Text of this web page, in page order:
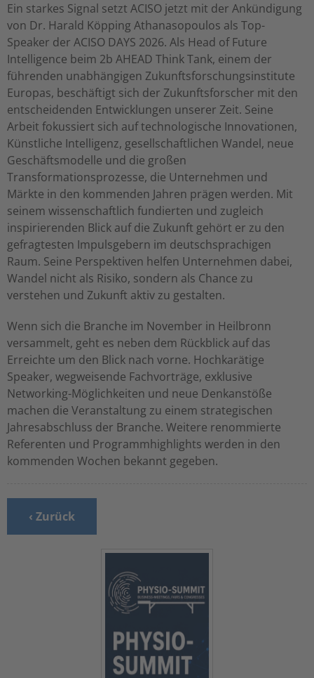
Ein starkes Signal setzt ACISO jetzt mit der Ankündigung
von Dr. Harald Köpping Athanasopoulos als Top-
Speaker der ACISO DAYS 2026. Als Head of Future
Intelligence beim 2b AHEAD Think Tank, einem der
führenden unabhängigen Zukunftsforschungsinstitute
Europas, beschäftigt sich der Zukunftsforscher mit den
entscheidenden Entwicklungen unserer Zeit. Seine
Arbeit fokussiert sich auf technologische Innovationen,
Künstliche Intelligenz, gesellschaftlichen Wandel, neue
Geschäftsmodelle und die großen
Transformationsprozesse, die Unternehmen und
Märkte in den kommenden Jahren prägen werden. Mit
seinem wissenschaftlich fundierten und zugleich
inspirierenden Blick auf die Zukunft gehört er zu den
gefragtesten Impulsgebern im deutschsprachigen
Raum. Seine Perspektiven helfen Unternehmen dabei,
Wandel nicht als Risiko, sondern als Chance zu
verstehen und Zukunft aktiv zu gestalten.
Wenn sich die Branche im November in Heilbronn
versammelt, geht es neben dem Rückblick auf das
Erreichte um den Blick nach vorne. Hochkarätige
Speaker, wegweisende Fachvorträge, exklusive
Networking-Möglichkeiten und neue Denkanstöße
machen die Veranstaltung zu einem strategischen
Jahresabschluss der Branche. Weitere renommierte
Referenten und Programmhighlights werden in den
kommenden Wochen bekannt gegeben.
‹ Zurück